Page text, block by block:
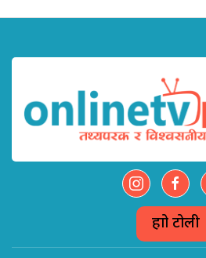
हाम्रो टोली